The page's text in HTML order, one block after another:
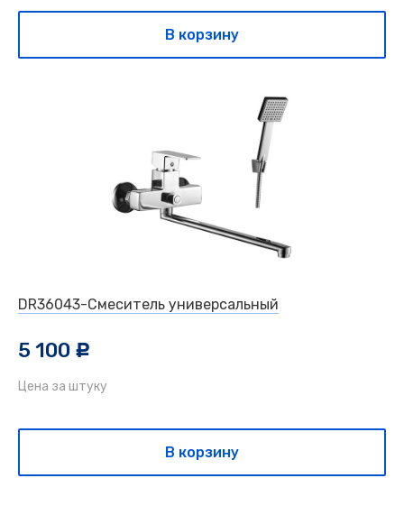
В корзину
DR36043-Смеситель универсальный
5 100 c
Цена за штуку
В корзину